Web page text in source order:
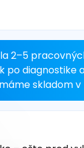
2–5
diagnostike
skladom v